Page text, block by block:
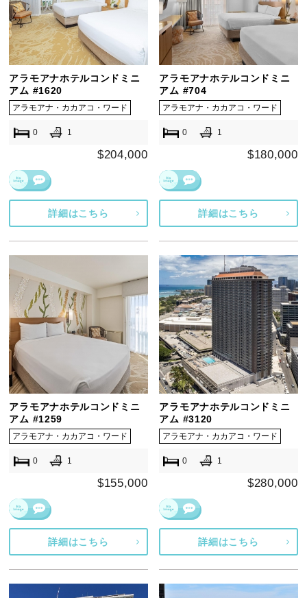
アラモアナホテルコンドミニ
アム #1620
アラモアナ・カカアコ・ワード
0 1
$204,000
詳細はこちら
アラモアナホテルコンドミニ
アム #704
アラモアナ・カカアコ・ワード
0 1
$180,000
詳細はこちら
アラモアナホテルコンドミニ
アム #1259
アラモアナ・カカアコ・ワード
0 1
$155,000
詳細はこちら
アラモアナホテルコンドミニ
アム #3120
アラモアナ・カカアコ・ワード
0 1
$280,000
詳細はこちら